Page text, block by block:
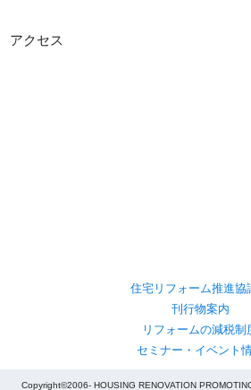
アクセス
住宅リフォーム推進協
刊行物案内
リフォームの減税制
セミナー・イベント
Copyright©2006- HOUSING RENOVATION